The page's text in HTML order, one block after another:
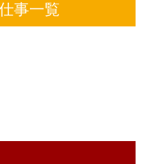
事一覧